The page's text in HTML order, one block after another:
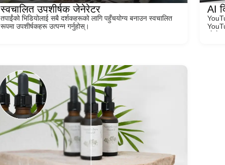
स्वचालित उपशीर्षक जेनेरेटर
तपाईंको भिडियोलाई सबै दर्शकहरूको लागि पहुँचयोग्य बनाउन स्वचालित
रूपमा उपशीर्षकहरू उत्पन्न गर्नुहोस्।
AI